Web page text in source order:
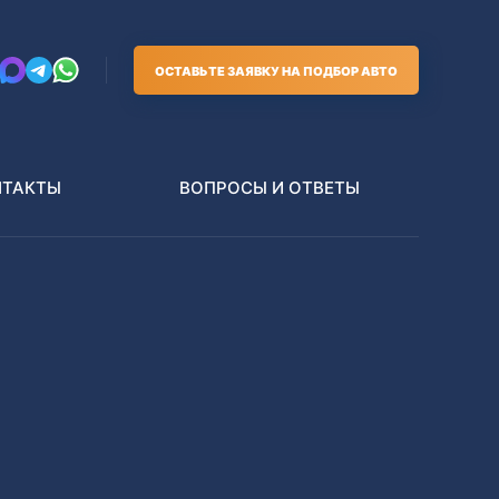
ОСТАВЬТЕ ЗАЯВКУ НА ПОДБОР АВТО
ВОПРОСЫ И ОТВЕТЫ